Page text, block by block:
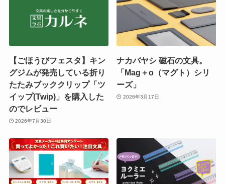
【ごほうびフェスタ】キン
グジムが発売している折り
たたみブッククリップ「ツ
イップ(Twip)」を購入した
のでレビュー
2026年7月30日
ナカバヤシ 磁石の文具。
「Mag＋o（マグト）シリ
ーズ」
2026年3月17日